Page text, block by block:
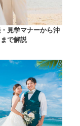
見学マナーから沖
で解説